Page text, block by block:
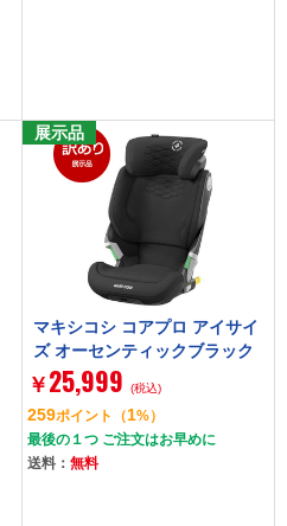
展示品
マキシコシ コアプロ アイサイ
ズ オーセンティックブラック
[チャイルドシート/3歳半～12
歳頃] 【保証期間：4年】
￥ 25,999 (税込)
259ポイント （1%）
最後の１つ ご注文はお早めに
送料： 無料